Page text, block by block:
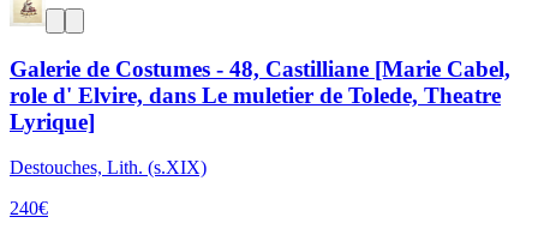
Galerie de Costumes - 48, Castilliane [Marie Cabel,
role d' Elvire, dans Le muletier de Tolede, Theatre
Lyrique]
Destouches, Lith. (s.XIX)
240€